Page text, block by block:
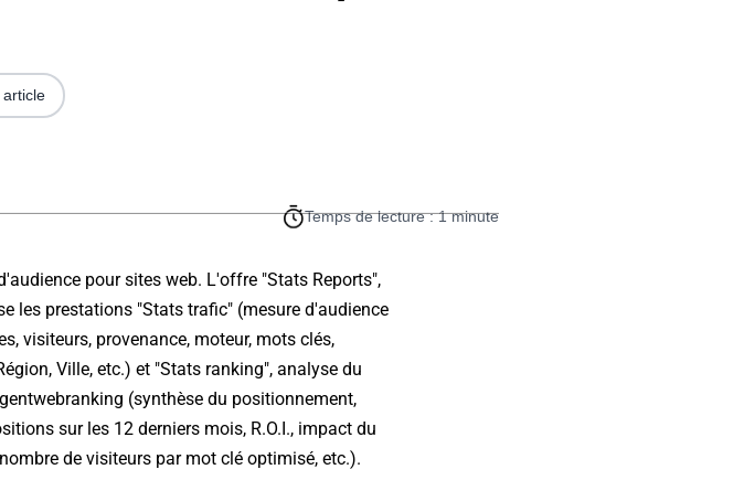
Temps de lecture : 1 minute
article
pour sites web. L'offre "Stats Reports",
les prestations "Stats trafic" (mesure d'audience
visiteurs, provenance, moteur, mots clés,
Ville, etc.) et "Stats ranking", analyse du
(synthèse du positionnement,
sur les 12 derniers mois, R.O.I., impact du
de visiteurs par mot clé optimisé, etc.).